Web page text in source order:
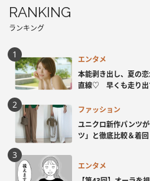
RANKING
ランキング
エンタメ
本能剥き出し、夏の
直線♡ 早くも走り出
ファッション
ユニクロ新作パンツ
ツ」と徹底比較＆着
エンタメ